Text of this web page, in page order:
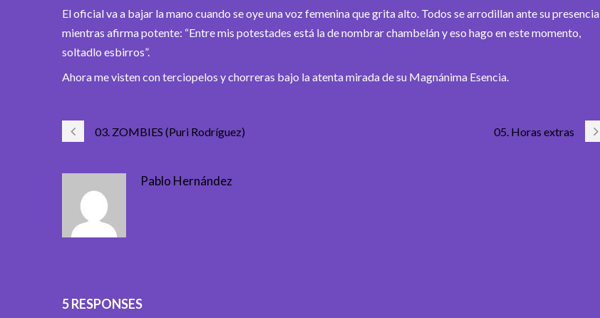
El oficial va a bajar la mano cuando se oye una voz femenina que grita alto. Todos se arrodillan ante su presencia
mientras afirma potente: “Entre mis potestades está la de nombrar chambelán y eso hago en este momento,
soltadlo esbirros”.
Ahora me visten con terciopelos y chorreras bajo la atenta mirada de su Magnánima Esencia.
03. ZOMBIES (Puri Rodríguez) 05. Horas extras
Pablo Hernández
5 RESPONSES